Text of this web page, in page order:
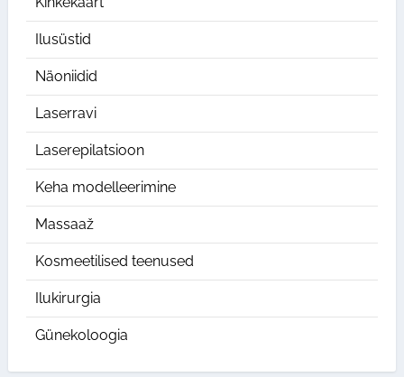
Ilusüstid
Näoniidid
Laserravi
Laserepilatsioon
Keha modelleerimine
Massaaž
Kosmeetilised teenused
Ilukirurgia
Günekoloogia